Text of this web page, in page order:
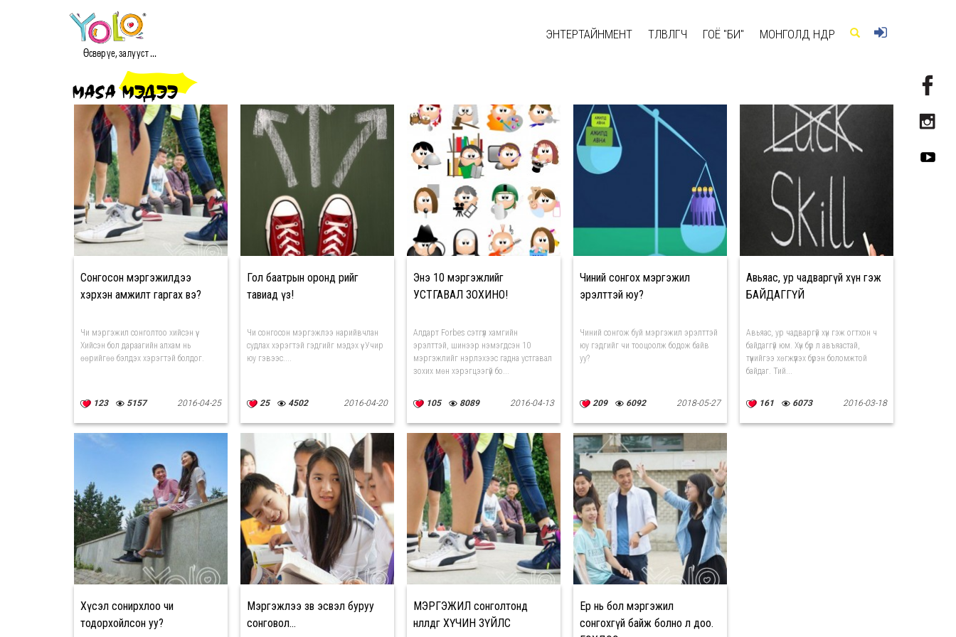
Өсвөр үе, залууст ...
ЭНТЕРТАЙНМЕНТ ТӨЛӨВЛӨГЧ ГОЁ "БИ" МОНГОЛД ӨНӨӨДӨР
MASA МЭДЭЭ
Сонгосон мэргэжилдээ
хэрхэн амжилт гаргах вэ?
Чи мэргэжил сонголтоо хийсэн үү.
Хийсэн бол дараагийн алхам нь
өөрийгөө бэлдэх хэрэгтэй болдог.
123 5157 2016-04-25
Гол баатрын оронд өөрийгөө
тавиад үз!
Чи сонгосон мэргэжлээ нарийвчлан
судлах хэрэгтэй гэдгийг мэдэх үү. Учир
юу гэвээс....
25 4502 2016-04-20
Энэ 10 мэргэжлийг
УСТГАВАЛ ЗОХИНО!
Алдарт Forbes сэтгүүл хамгийн
эрэлттэй, шинээр нэмэгдсэн 10
мэргэжлийг нэрлэхээс гадна устгавал
зохих мөн хэрэгцээгүй бо...
105 8089 2016-04-13
Чиний сонгох мэргэжил
эрэлттэй юу?
Чиний сонгож буй мэргэжил эрэлттэй
юу гэдгийг чи тооцоолж бодож байв
уу?
209 6092 2018-05-27
Авьяас, ур чадваргүй хүн гэж
БАЙДАГГҮЙ
Авьяас, ур чадваргүй хүн гэж огтхон ч
байдаггүй юм. Хүн бүр л авъяастай,
түүнийгээ хөгжүүлэх бүрэн боломжтой
байдаг. Тий...
161 6073 2016-03-18
Хүсэл сонирхлоо чи
тодорхойлсон уу?
Мэргэжлээ зөв эсвэл буруу
сонговол...
МЭРГЭЖИЛ сонголтонд
нөлөөлдөг ХҮЧИН ЗҮЙЛС
Ер нь бол мэргэжил
сонгохгүй байж болно л доо.